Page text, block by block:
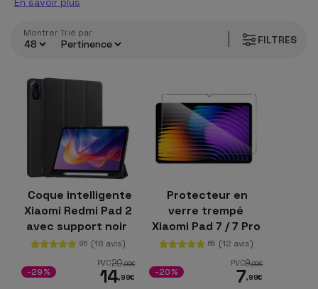
FILTRES
Montrer trié par
Coque intelligente
Xiaomi Redmi Pad 2
avec support noir
95 (18 avis)
PVC20,99€
14,99€
-29%
Protecteur en
verre trempé
Xiaomi Pad 7 / 7 Pro
11.2
65 (12 avis)
PVC9,99€
7,99€
-20%